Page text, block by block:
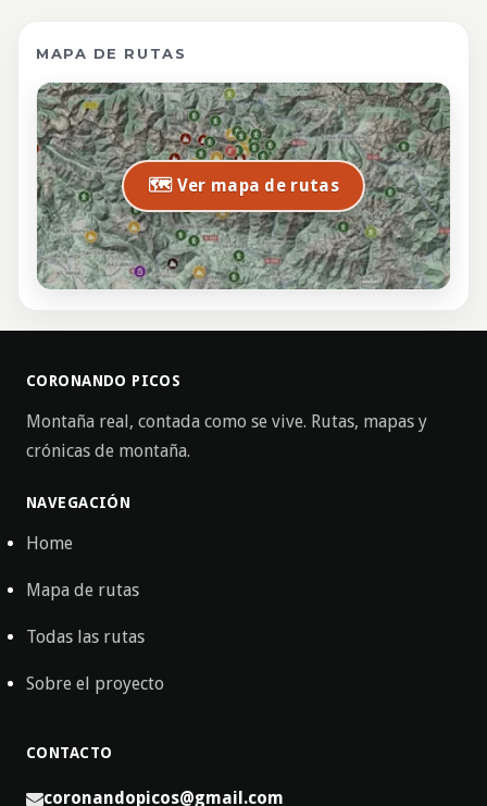
MAPA DE RUTAS
🗺️ Ver mapa de rutas
CORONANDO PICOS
Montaña real, contada como se vive. Rutas, mapas y
crónicas de montaña.
NAVEGACIÓN
Home
Mapa de rutas
Todas las rutas
Sobre el proyecto
CONTACTO
coronandopicos@gmail.com